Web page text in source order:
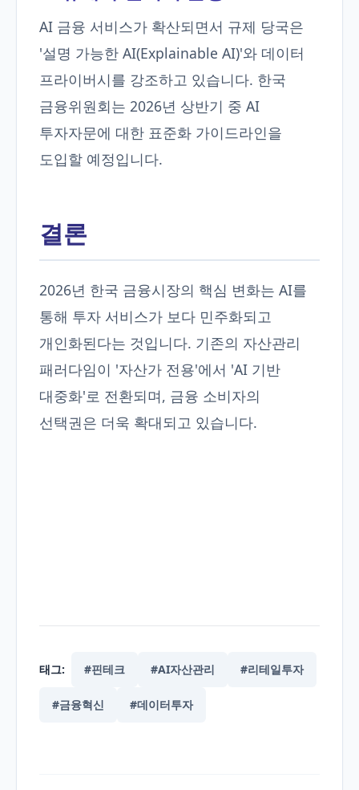
AI 금융 서비스가 확산되면서 규제 당국은
'설명 가능한 AI(Explainable AI)'와 데이터
프라이버시를 강조하고 있습니다. 한국
금융위원회는 2026년 상반기 중 AI
투자자문에 대한 표준화 가이드라인을
도입할 예정입니다.
결론
2026년 한국 금융시장의 핵심 변화는 AI를
통해 투자 서비스가 보다 민주화되고
개인화된다는 것입니다. 기존의 자산관리
패러다임이 '자산가 전용'에서 'AI 기반
대중화'로 전환되며, 금융 소비자의
선택권은 더욱 확대되고 있습니다.
태그: #핀테크 #AI자산관리 #리테일투자
#금융혁신 #데이터투자